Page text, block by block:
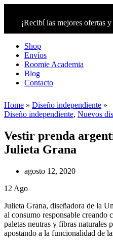
¡Recibí las mejores ofertas
Shop
Envíos
Roomie Academia
Blog
Contacto
Home » Diseño independiente »
Diseño independiente, Nuevos
Vestir prenda
Julieta Grana
agosto 12, 2020
12 Ago
Julieta Grana, diseñadora de la
al consumo responsable creando
paletas neutras y fibras naturales
apostando a la funcionalidad de